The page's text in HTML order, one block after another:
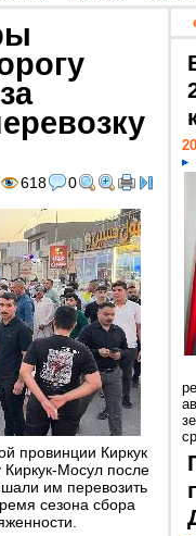
618 0
провинции Киркук
Мосул после
им перевозить
сезона сбора